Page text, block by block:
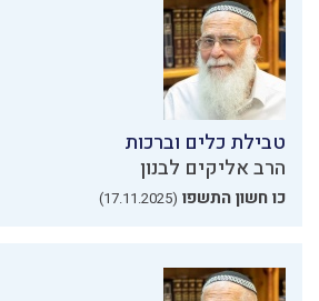
טבילת כלים וברכות
הרב אליקים לבנון
כו חשון התשפו (17.11.2025)